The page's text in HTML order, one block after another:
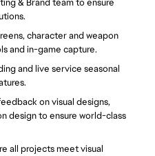
& Brand team to ensure
character and weapon
and in-game capture.
and live service seasonal
on visual designs,
design to ensure world-class
all projects meet visual